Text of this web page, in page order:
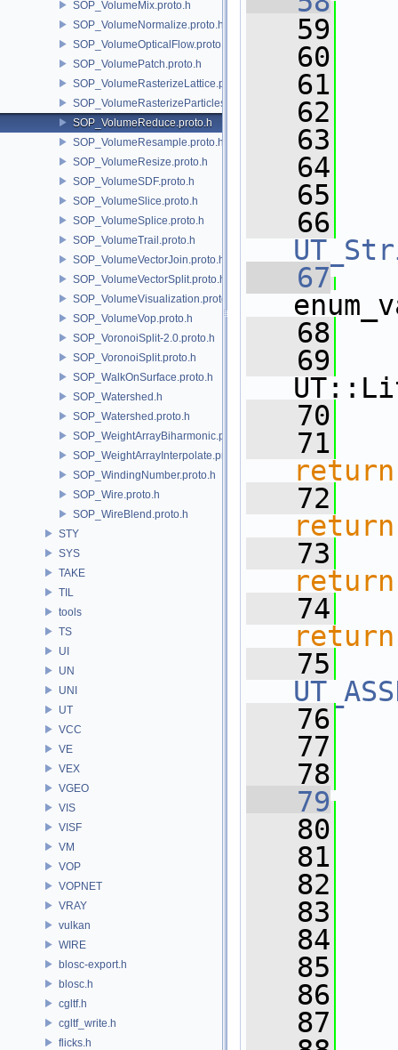
SOP_VolumeMix.proto.h
SOP_VolumeNormalize.proto.h
SOP_VolumeOpticalFlow.proto.h
SOP_VolumePatch.proto.h
SOP_VolumeRasterizeLattice.proto.h
SOP_VolumeRasterizeParticles.proto.h
SOP_VolumeReduce.proto.h
SOP_VolumeResample.proto.h
SOP_VolumeResize.proto.h
SOP_VolumeSDF.proto.h
SOP_VolumeSlice.proto.h
SOP_VolumeSplice.proto.h
SOP_VolumeTrail.proto.h
SOP_VolumeVectorJoin.proto.h
SOP_VolumeVectorSplit.proto.h
SOP_VolumeVisualization.proto.h
SOP_VolumeVop.proto.h
SOP_VoronoiSplit-2.0.proto.h
SOP_VoronoiSplit.proto.h
SOP_WalkOnSurface.proto.h
SOP_Watershed.h
SOP_Watershed.proto.h
SOP_WeightArrayBiharmonic.proto.h
SOP_WeightArrayInterpolate.proto.h
SOP_WindingNumber.proto.h
SOP_Wire.proto.h
SOP_WireBlend.proto.h
STY
SYS
TAKE
TIL
tools
TS
UI
UN
UNI
UT
VCC
VE
VEX
VGEO
VIS
VISF
VM
VOP
VOPNET
VRAY
vulkan
WIRE
blosc-export.h
blosc.h
cgltf.h
cgltf_write.h
flicks.h
   59
   60
   61
   62
   63
   64
   65
   66
   67
   68
   69
   70
   71
return
   72
return
   73
return
   74
return
   75
   76
   77
   78
   79
   80
   81
   82
   83
   84
   85
   86
   87